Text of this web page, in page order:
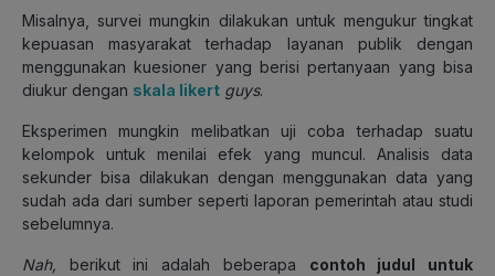
Misalnya, survei mungkin dilakukan untuk mengukur tingkat
kepuasan masyarakat terhadap layanan publik dengan
menggunakan kuesioner yang berisi pertanyaan yang bisa
diukur dengan skala likert guys.
Eksperimen mungkin melibatkan uji coba terhadap suatu
kelompok untuk menilai efek yang muncul. Analisis data
sekunder bisa dilakukan dengan menggunakan data yang
sudah ada dari sumber seperti laporan pemerintah atau studi
sebelumnya.
Nah, berikut ini adalah beberapa contoh judul untuk